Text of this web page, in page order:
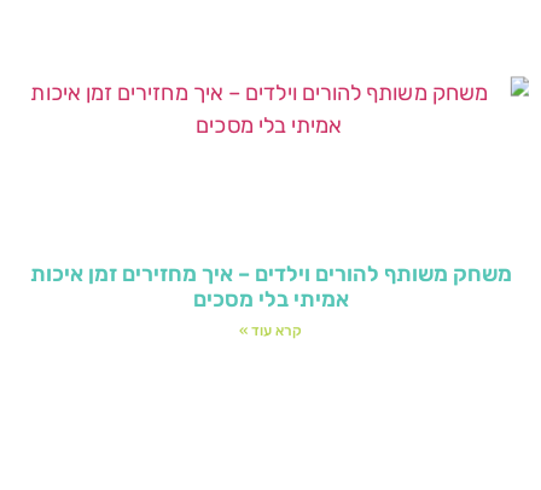
משחק משותף להורים וילדים – איך מחזירים זמן איכות
אמיתי בלי מסכים
קרא עוד »